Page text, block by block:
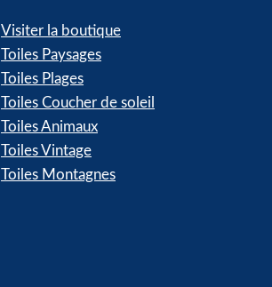
Visiter la boutique
Toiles Paysages
Toiles Plages
Toiles Coucher de soleil
Toiles Animaux
Toiles Vintage
Toiles Montagnes